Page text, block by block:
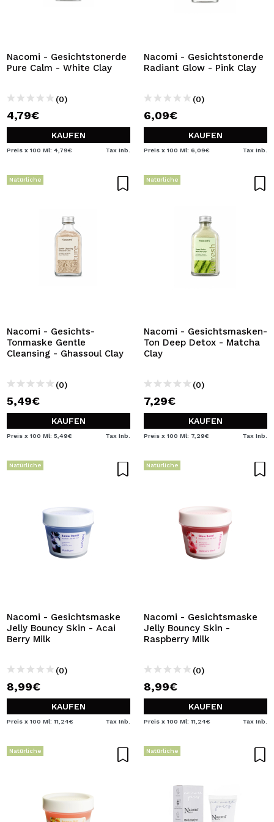
Nacomi - Gesichtstonerde
Pure Calm - White Clay
(0)
4,79€
KAUFEN
Preis x 100 Ml: 4,79€ Tax Inb.
Nacomi - Gesichtstonerde
Radiant Glow - Pink Clay
(0)
6,09€
KAUFEN
Preis x 100 Ml: 6,09€ Tax Inb.
Natürliche
Nacomi - Gesichts-
Tonmaske Gentle
Cleansing - Ghassoul Clay
(0)
5,49€
KAUFEN
Preis x 100 Ml: 5,49€ Tax Inb.
Natürliche
Nacomi - Gesichtsmasken-
Ton Deep Detox - Matcha
Clay
(0)
7,29€
KAUFEN
Preis x 100 Ml: 7,29€ Tax Inb.
Natürliche
Nacomi - Gesichtsmaske
Jelly Bouncy Skin - Acai
Berry Milk
(0)
8,99€
KAUFEN
Preis x 100 Ml: 11,24€ Tax Inb.
Natürliche
Nacomi - Gesichtsmaske
Jelly Bouncy Skin -
Raspberry Milk
(0)
8,99€
KAUFEN
Preis x 100 Ml: 11,24€ Tax Inb.
Natürliche Natürliche